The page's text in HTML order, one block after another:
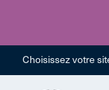
Choisissez votre